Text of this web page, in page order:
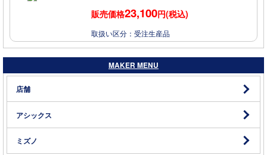
販売価格23,100円(税込)
取扱い区分：受注生産品
MAKER MENU
店舗
アシックス
ミズノ